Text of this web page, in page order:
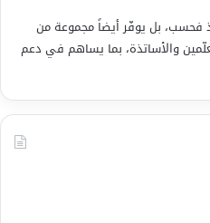
فحسب، بل يوفّر أيضاً مجموعة من
والأساتذة، بما يساهم في دعم